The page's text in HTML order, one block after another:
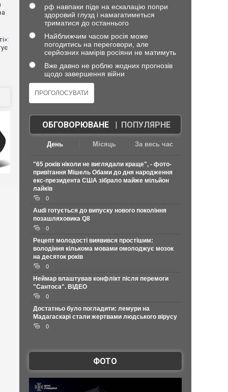
рф навпаки піде на ескалацію попри
здоровий глузд і намагатиметься
триматися до останнього
Найближчим часом росія може
погодитись на переговори, але
серйозних намірів росіяни не матимуть
Вже давно не роблю жодних прогнозів
щодо завершення війни
ОБГОВОРЮВАНЕ| ПОПУЛЯРНЕ
День Місяць За весь час
"65 років ніколи не виглядали краще", - фото-
привітання Мішель Обами до дня народження
екс-президента США зібрало майже мільйон
лайків
0
Audi готується до випуску нового покоління
позашляховика Q8
0
Рецепт молодості виявився простішим:
володіння кількома мовами омолоджує мозок
на десяток років
0
Неймар влаштував конфлікт після перемоги
"Сантоса". ВІДЕО
0
Достатньо було погладити: лемури на
Мадагаскарі стали жертвами людського вірусу
0
ФОТО